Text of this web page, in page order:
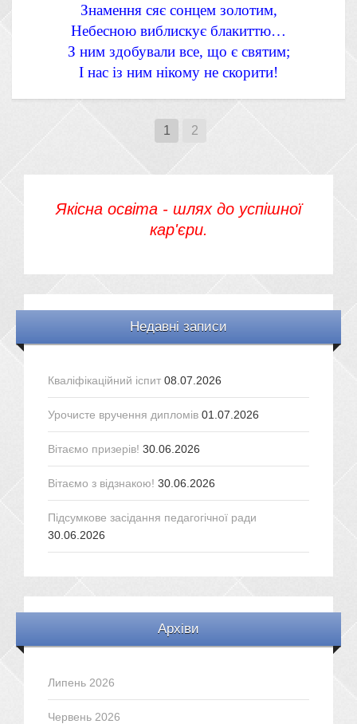
Знамення сяє сонцем золотим,
Небесною виблискує блакиттю…
З ним здобували все, що є святим;
І нас із ним нікому не скорити!
1 2
Якісна освіта - шлях до успішної
кар'єри.
Недавні записи
Кваліфікаційний іспит 08.07.2026
Урочисте вручення дипломів 01.07.2026
Вітаємо призерів! 30.06.2026
Вітаємо з відзнакою! 30.06.2026
Підсумкове засідання педагогічної ради
30.06.2026
Архіви
Липень 2026
Червень 2026